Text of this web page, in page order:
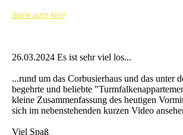
Siehe auch hier!
26.03.2024 Es ist sehr viel los...
...rund um das Corbusierhaus und das unter
begehrte und beliebte
kleine Zusammenfassung des heutigen
sich im nebenstehenden kurzen Video
Viel Spaß